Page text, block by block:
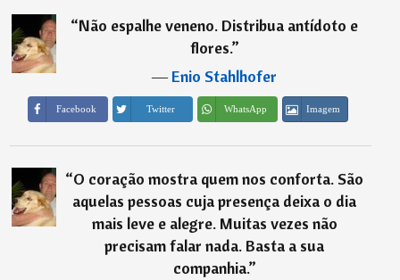
“Não espalhe veneno. Distribua antídoto e
flores.”
―Enio Stahlhofer
Facebook Twitter WhatsApp Imagem
“O coração mostra quem nos conforta. São
aquelas pessoas cuja presença deixa o dia
mais leve e alegre. Muitas vezes não
precisam falar nada. Basta a sua
companhia.”